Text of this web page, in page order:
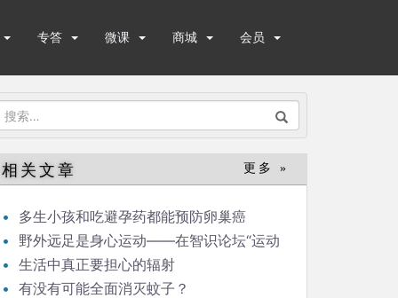
专答 微课 商城 会员
搜
：
相关文章 更多 »
多生小孩和吃避孕药都能预防卵巢癌
野外远足是身心运动——在智识论坛“运动
与健康”的发言
生活中真正要担心的辐射
有没有可能全面消灭蚊子？